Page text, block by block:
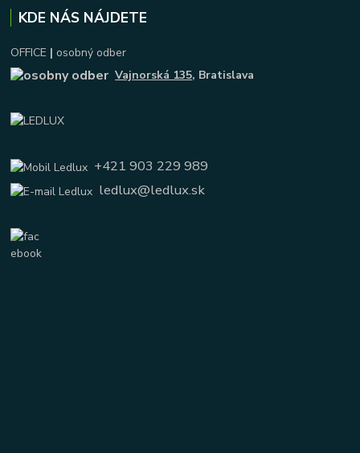
KDE NÁS NÁJDETE
OFFICE | osobný odber
Vajnorská 135, Bratislava
+421 903 229 989
ledlux@ledlux.sk